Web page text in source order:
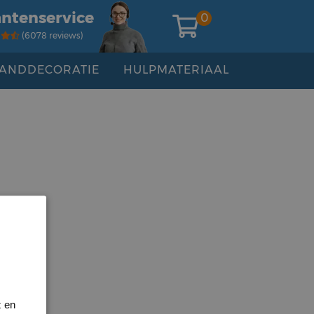
(6078 reviews)
0
HULPMATERIAAL
en